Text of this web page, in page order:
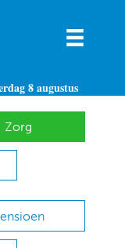
8 augustus
Zorg